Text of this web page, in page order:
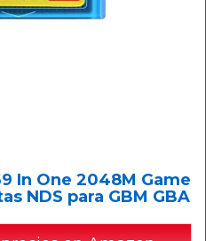
In One 2048M Game
NDS para GBM GBA